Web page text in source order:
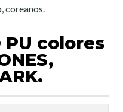
coreanos.
PU colores